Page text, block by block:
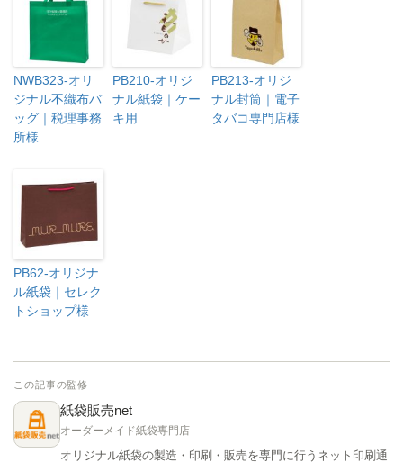
NWB323-オリ
ジナル不織布バ
ッグ｜税理事務
所様
PB210-オリジ
ナル紙袋｜ケー
キ用
PB213-オリジ
ナル封筒｜電子
タバコ専門店様
PB62-オリジナ
ル紙袋｜セレク
トショップ様
この記事の監修
紙袋販売net
オーダーメイド紙袋専門店
オリジナル紙袋の製造・印刷・販売を専門に行うネット印刷通